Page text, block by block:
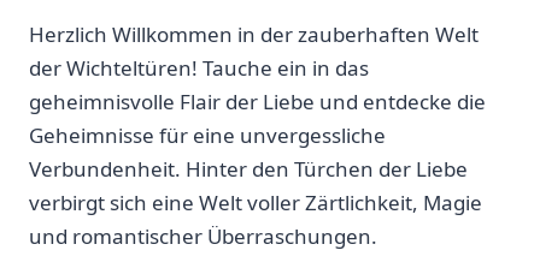
Herzlich Willkommen in​ der zauberhaften Welt
der Wichteltüren! Tauche ein‍ in das
geheimnisvolle Flair der Liebe⁢ und entdecke ⁤die‌
Geheimnisse für eine unvergessliche
Verbundenheit. Hinter den Türchen der Liebe
verbirgt sich eine Welt voller Zärtlichkeit, Magie
und romantischer Überraschungen.